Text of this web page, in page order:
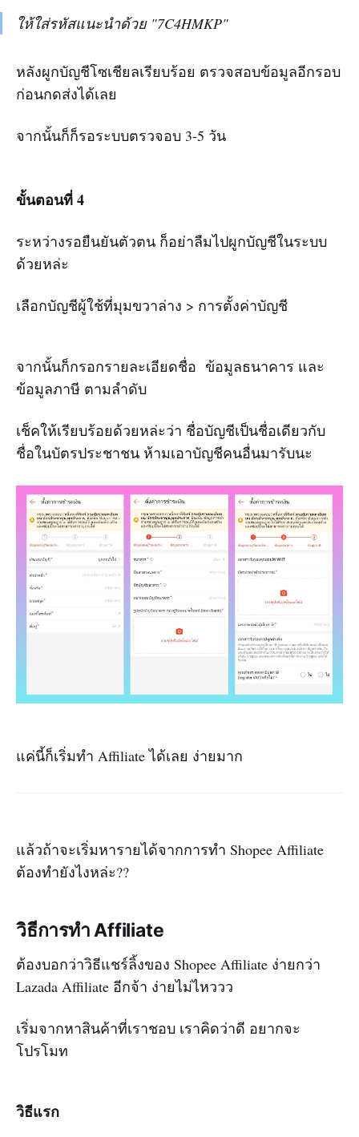
ให้ใส่รหัสแนะนำด้วย "7C4HMKP"
หลังผูกบัญชีโซเชียลเรียบร้อย ตรวจสอบข้อมูลอีกรอบ
ก่อนกดส่งได้เลย
จากนั้นก็ก็รอระบบตรวจอบ 3-5 วัน
ขั้นตอนที่ 4
ระหว่างรอยืนยันตัวตน ก็อย่าลืมไปผูกบัญชีในระบบ
ด้วยหล่ะ
เลือกบัญชีผู้ใช้ที่มุมขวาล่าง > การตั้งค่าบัญชี
จากนั้นก็กรอกรายละเอียดชื่อ ข้อมูลธนาคาร และ
ข้อมูลภาษี ตามลำดับ
เช็คให้เรียบร้อยด้วยหล่ะว่า ชื่อบัญชีเป็นชื่อเดียวกับ
ชื่อในบัตรประชาชน ห้ามเอาบัญชีคนอื่นมารับนะ
แค่นี้ก็เริ่มทำ Affiliate ได้เลย ง่ายมาก
แล้วถ้าจะเริ่มหารายได้จากการทำ Shopee Affiliate
ต้องทำยังไงหล่ะ??
วิธีการทำ Affiliate
ต้องบอกว่าวิธีแชร์ลิ้งของ Shopee Affiliate ง่ายกว่า
Lazada Affiliate อีกจ้า ง่ายไม่ไหววว
เริ่มจากหาสินค้าที่เราชอบ เราคิดว่าดี อยากจะ
โปรโมท
วิธีแรก